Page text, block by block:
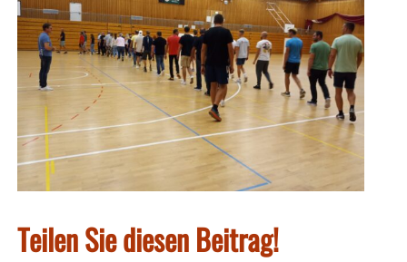
Teilen Sie diesen Beitrag!